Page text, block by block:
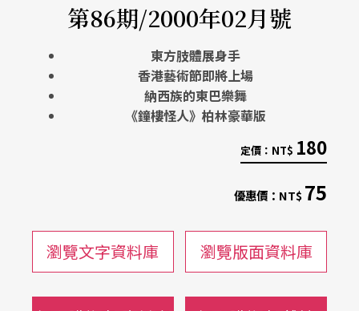
第86期/2000年02月號
東方肢體展身手
香港藝術節即將上場
納西族的東巴樂舞
《鐘樓怪人》柏林豪華版
定價： NT$ 180
優惠價： NT$75
瀏覽文字資料庫 瀏覽版面資料庫